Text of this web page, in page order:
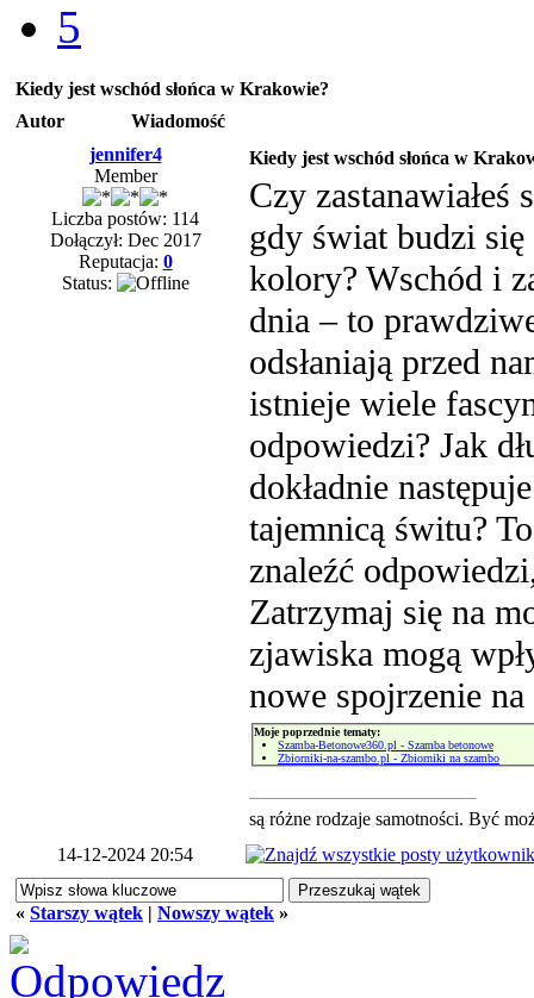
5
Kiedy jest wschód słońca w Krakowie?
Autor
Wiadomość
jennifer4
Member
Liczba postów: 114
Dołączył: Dec 2017
Reputacja: 0
Status:
Kiedy jest wschód słońca w
Czy
gdy świat budzi
kolory? Wschód i
dnia – to
odsłaniają przed
istnieje wiele
odpowiedzi? Jak
dokładnie
tajemnicą świtu?
znaleźć
Zatrzymaj się na
zjawiska mogą
nowe spojrzenie
Moje poprzednie tematy:
Szamba-Betonowe360.pl - Szamba betonowe
Zbiorniki-na-szambo.pl - Zbiorniki na szambo
są różne rodzaje samotności. Być
14-12-2024 20:54
« Starszy wątek | Nowszy wątek »